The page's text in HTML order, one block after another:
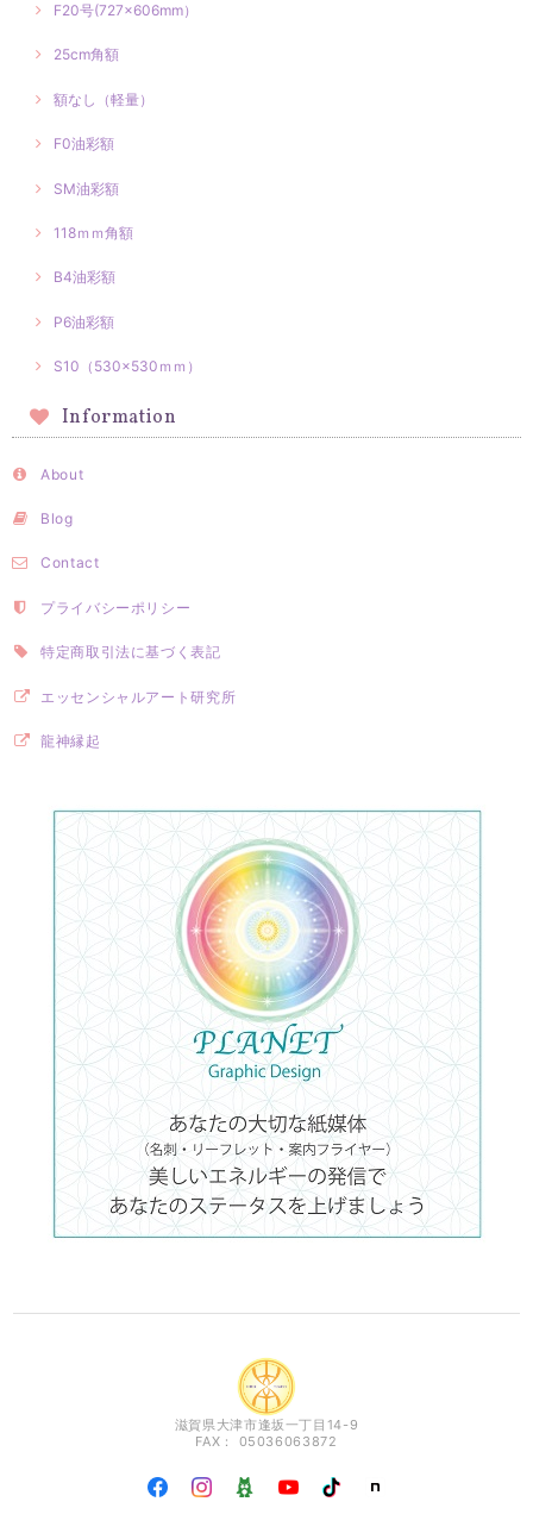
F20号(727×606mm）
25cm角額
額なし（軽量）
F0油彩額
SM油彩額
118ｍｍ角額
B4油彩額
P6油彩額
S10（530×530ｍｍ）
Information
About
Blog
Contact
プライバシーポリシー
特定商取引法に基づく表記
エッセンシャルアート研究所
龍神縁起
滋賀県大津市逢坂一丁目14-9
FAX： 05036063872